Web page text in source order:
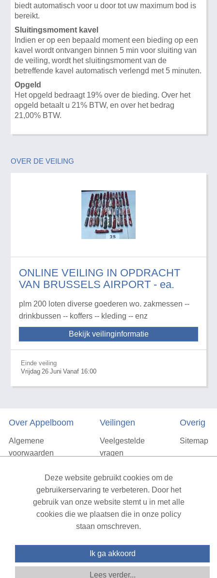
biedt automatisch voor u door tot uw maximum bod is
bereikt.
Sluitingsmoment kavel
Indien er op een bepaald moment een bieding op een
kavel wordt ontvangen binnen 5 min voor sluiting van
de veiling, wordt het sluitingsmoment van de
betreffende kavel automatisch verlengd met 5 minuten.
Opgeld
Het opgeld bedraagt 19% over de bieding. Over het
opgeld betaalt u 21% BTW, en over het bedrag
21,00% BTW.
OVER DE VEILING
ONLINE VEILING IN OPDRACHT
VAN BRUSSELS AIRPORT - ea.
plm 200 loten diverse goederen wo. zakmessen --
drinkbussen -- koffers -- kleding -- enz
Bekijk veilinginformatie
Einde veiling
Vrijdag 26 Juni Vanaf 16:00
Over Appelboom
Algemene
voorwaarden
Vacatures
Contact
Veilingen
Veelgestelde
vragen
Overig
Sitemap
| All rights reserved v1.7.6 (NAD-WEB-1)
Deze website gebruikt cookies om de
gebruikerservaring te verbeteren. Door het
gebruik van onze website stemt u in met alle
cookies die we plaatsen die in onze policy
staan omschreven.
Ik ga akkoord
Lees verder...